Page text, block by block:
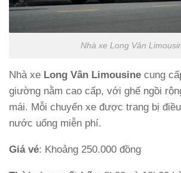
Nhà xe Long Vân
Nhà xe Long Vân Limousine cung
giường nằm cao cấp, với ghế ngồi
mái. Mỗi chuyến xe được trang bị
nước uống miễn phí.
Giá vé: Khoảng 250.000 đồng